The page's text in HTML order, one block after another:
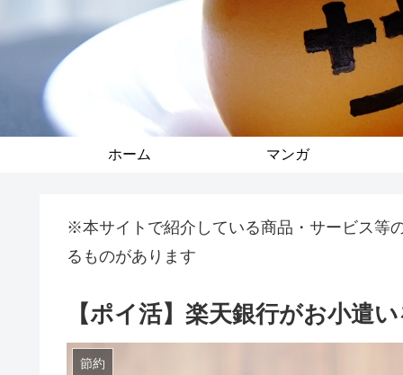
ホーム マンガ
※本サイトで紹介している商品・サービス等
るものがあります
【ポイ活】楽天銀行がお小遣
節約